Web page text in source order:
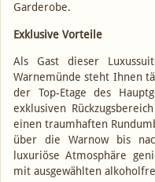
Garderobe.
Exklusive Vorteile
Als Gast dieser
Warnemünde steht Ihnen
der Top-Etage des
exklusiven
einen traumhaften
über die Warnow bis
luxuriöse Atmosphäre
mit ausgewählten